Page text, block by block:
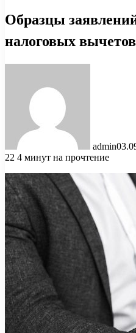
Образцы
налоговых вычетов
admin
22 4 минут на прочтение